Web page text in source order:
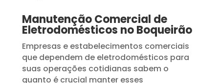
Manutenção Comercial de
Eletrodomésticos no Boqueirão
Empresas e estabelecimentos comerciais
que dependem de eletrodomésticos para
suas operações cotidianas sabem o
quanto é crucial manter esses